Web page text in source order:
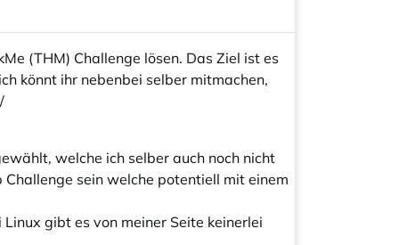
(THM) Challenge lösen. Das Ziel ist es
könnt ihr nebenbei selber mitmachen,
welche ich selber auch noch nicht
sein welche potentiell mit einem
gibt es von meiner Seite keinerlei